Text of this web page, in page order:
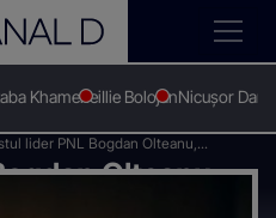
KhameneiIlie BolojanNicușor Dan
lider PNL Bogdan Olteanu,
la 7 ani de închisoare
Olteanu,